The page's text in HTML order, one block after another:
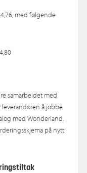
med følgende
samarbeidet med
å jobbe
med Wonderland.
på nytt